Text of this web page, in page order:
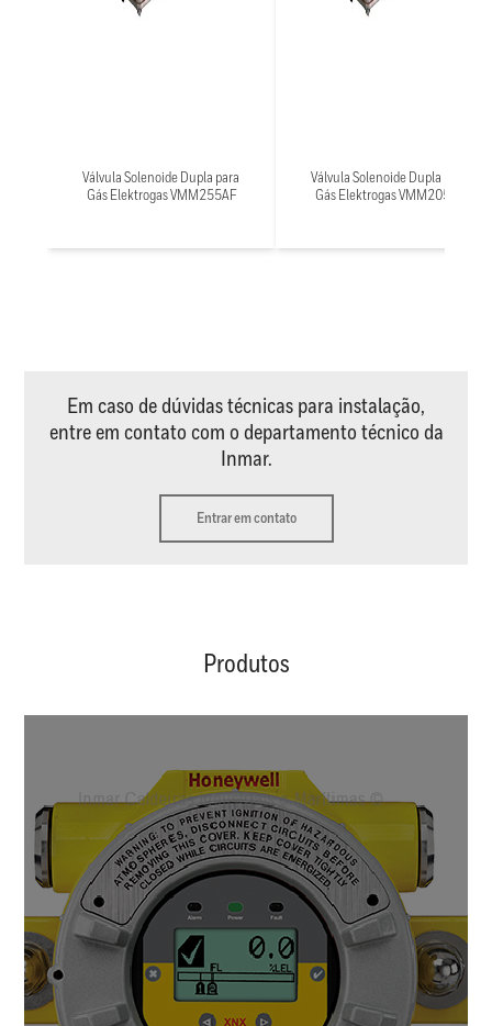
Válvula Solenoide Dupla para
Gás Elektrogas VMM255AF
Válvula Solenoide Dupla para
Gás Elektrogas VMM205BS
Em caso de dúvidas técnicas para instalação,
entre em contato com o departamento técnico da
Inmar.
Entrar em contato
Produtos